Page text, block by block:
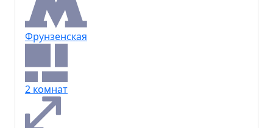
Фрунзенская
2 комнат